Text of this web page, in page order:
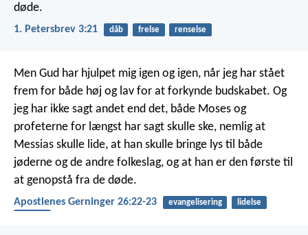
døde.
1. Petersbrev 3:21 dåb frelse renselse
Men Gud har hjulpet mig igen og igen, når jeg har stået
frem for både høj og lav for at forkynde budskabet. Og
jeg har ikke sagt andet end det, både Moses og
profeterne for længst har sagt skulle ske, nemlig at
Messias skulle lide, at han skulle bringe lys til både
jøderne og de andre folkeslag, og at han er den første til
at genopstå fra de døde.
Apostlenes Gerninger 26:22-23 evangelisering
lidelse